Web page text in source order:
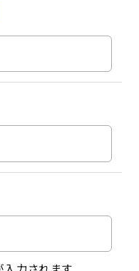
入力されます